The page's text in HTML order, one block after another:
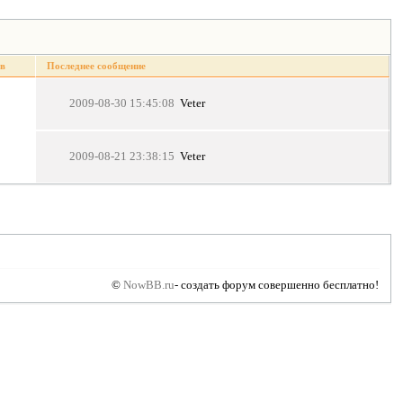
Последнее сообщение
2009-08-30 15:45:08 Veter
2009-08-21 23:38:15 Veter
©NowBB.ru- cоздать форум совершенно бесплатно!